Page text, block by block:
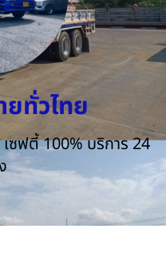
ทั่วไทย
ซฟตี้ 100% บริการ 24